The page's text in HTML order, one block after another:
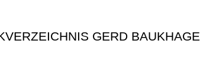
GERD BAUKHAGE